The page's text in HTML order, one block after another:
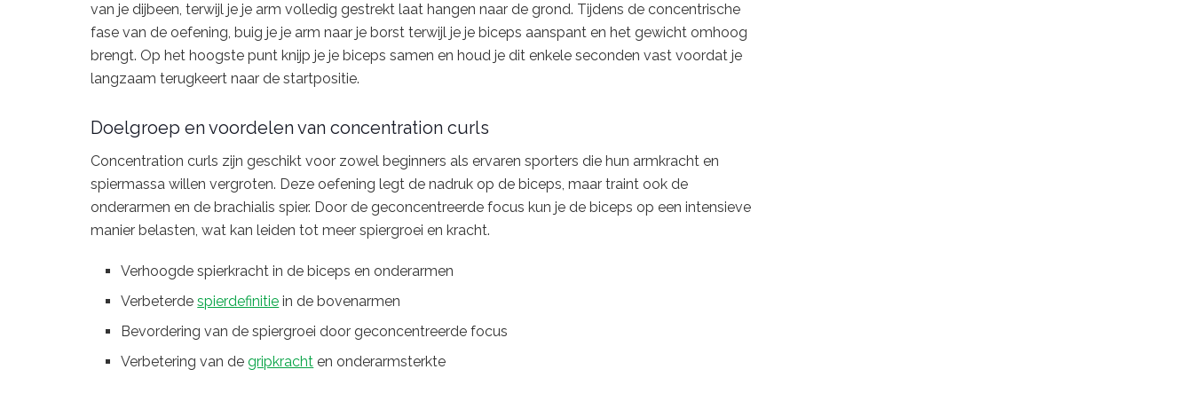
van je dijbeen, terwijl je je arm volledig gestrekt laat hangen naar de grond. Tijdens de concentrische
fase van de oefening, buig je je arm naar je borst terwijl je je biceps aanspant en het gewicht omhoog
brengt. Op het hoogste punt knijp je je biceps samen en houd je dit enkele seconden vast voordat je
langzaam terugkeert naar de startpositie.
Doelgroep en voordelen van concentration curls
Concentration curls zijn geschikt voor zowel beginners als ervaren sporters die hun armkracht en
spiermassa willen vergroten. Deze oefening legt de nadruk op de biceps, maar traint ook de
onderarmen en de brachialis spier. Door de geconcentreerde focus kun je de biceps op een intensieve
manier belasten, wat kan leiden tot meer spiergroei en kracht.
Verhoogde spierkracht in de biceps en onderarmen
Verbeterdespierdefinitie in de bovenarmen
Bevordering van de spiergroei door geconcentreerde focus
Verbetering van degripkracht en onderarmsterkte